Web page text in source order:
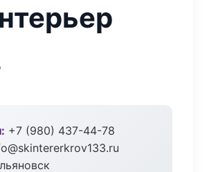
+7 (980) 437-44-78